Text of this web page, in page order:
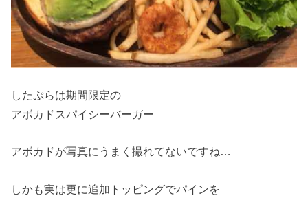
したぷらは期間限定の
アボカドスパイシーバーガー
アボカドが写真にうまく撮れてないですね…
しかも実は更に追加トッピングでパインを